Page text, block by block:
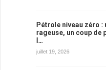
Pétrole niveau zéro :
rageuse, un coup de
l…
juillet 19, 2026